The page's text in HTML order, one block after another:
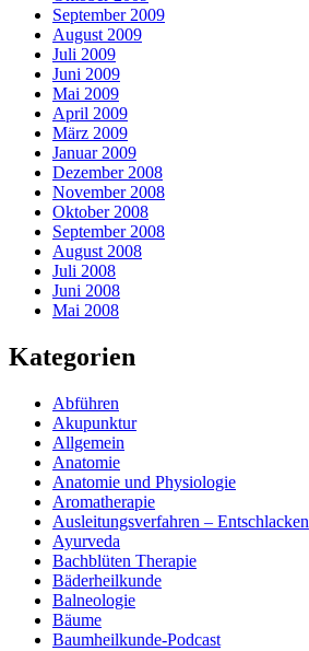
September 2009
August 2009
Juli 2009
Juni 2009
Mai 2009
April 2009
März 2009
Januar 2009
Dezember 2008
November 2008
Oktober 2008
September 2008
August 2008
Juli 2008
Juni 2008
Mai 2008
Kategorien
Abführen
Akupunktur
Allgemein
Anatomie
Anatomie und Physiologie
Aromatherapie
Ausleitungsverfahren – Entschlacken
Ayurveda
Bachblüten Therapie
Bäderheilkunde
Balneologie
Bäume
Baumheilkunde-Podcast